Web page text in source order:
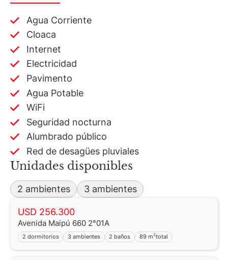
Agua Corriente
Cloaca
Internet
Electricidad
Pavimento
Agua Potable
WiFi
Seguridad nocturna
Alumbrado público
Red de desagües pluviales
Unidades disponibles
2 ambientes 3 ambientes
USD 256.300
Avenida Maipú 660 2°01A
2 dormitorios 3 ambientes 2 baños 89 m2total